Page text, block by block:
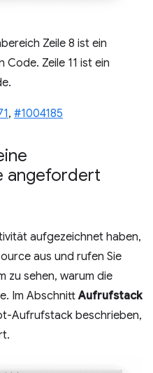
Zeile 8 ist ein
Zeile 11 ist ein
, #1004185
angefordert
aufgezeichnet haben,
aus und rufen Sie
zu sehen, warum die
Im AbschnittAufrufstack
Aufrufstack beschrieben,